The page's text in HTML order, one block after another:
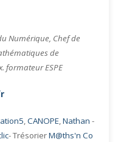
Numérique, Chef de
de
formateur ESPE
,CANOPE,Nathan -
- TrésorierM@ths'n Co